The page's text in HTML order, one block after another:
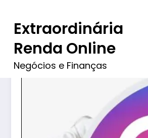
Extraordinária
Renda Online
Negócios e Finanças